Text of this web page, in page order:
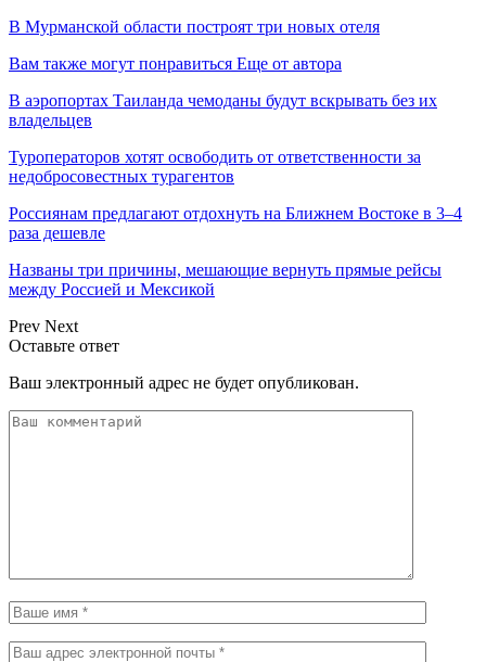
В Мурманской области построят три новых отеля
Вам также могут понравиться Еще от автора
В аэропортах Таиланда чемоданы будут вскрывать без их
владельцев
Туроператоров хотят освободить от ответственности за
недобросовестных турагентов
Россиянам предлагают отдохнуть на Ближнем Востоке в 3–4
раза дешевле
Названы три причины, мешающие вернуть прямые рейсы
между Россией и Мексикой
Prev Next
Оставьте ответ
Ваш электронный адрес не будет опубликован.